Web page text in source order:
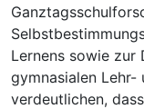
Lernens sowie zur
gymnasialen Lehr-
verdeutlichen,